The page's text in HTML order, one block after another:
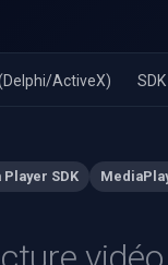
ActiveX)
Player SDK